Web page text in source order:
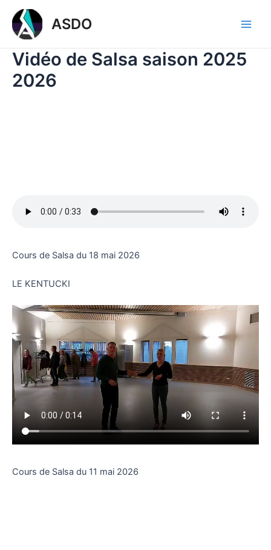
contenu
ASDO
Vidéo de Salsa saison 2025
2026
Cours de Salsa du 18 mai 2026
LE KENTUCKI
Cours de Salsa du 11 mai 2026